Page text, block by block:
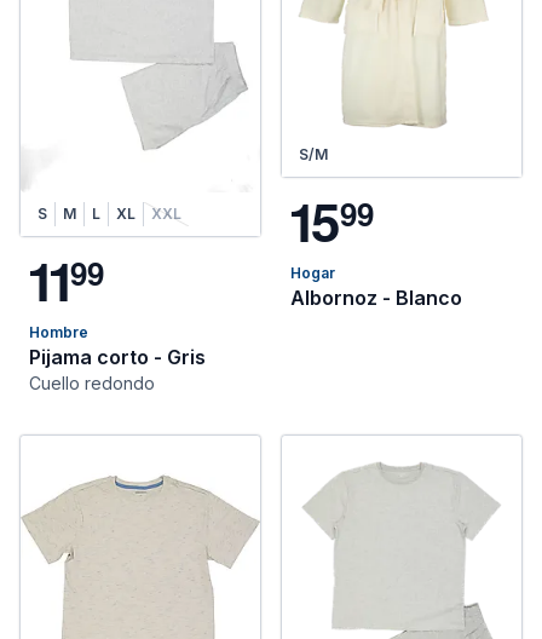
S M L XL XXL
1199
Hombre
Pijama corto - Gris
Cuello redondo
S/M
1599
Hogar
Albornoz - Blanco